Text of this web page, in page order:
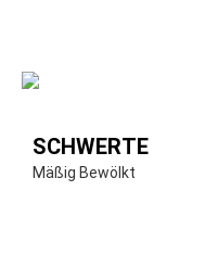
SCHWERTE
Mäßig Bewölkt